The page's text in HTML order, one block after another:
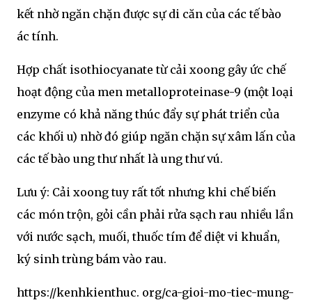
kết nhờ ngăn chặn được sự di căn của các tế bào
ác tính.
Hợp chất isothiocyanate từ cải xoong gây ức chế
hoạt động của men metalloproteinase-9 (một loại
enzyme có khả năng thúc đẩy sự phát triển của
các khối u) nhờ đó giúp ngăn chặn sự xâm lấn của
các tế bào ung thư nhất là ung thư vú.
Lưu ý: Cải xoong tuy rất tốt nhưng khi chế biến
các món trộn, gỏi cần phải rửa sạch rau nhiều lần
với nước sạch, muối, thuốc tím để diệt vi khuẩn,
ký sinh trùng bám vào rau.
https://kenhkienthuc. org/ca-gioi-mo-tiec-mung-